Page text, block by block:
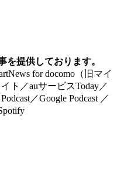
を提供しております。
for docomo（旧マイ
ト／auサービスToday／
／Google Podcast ／